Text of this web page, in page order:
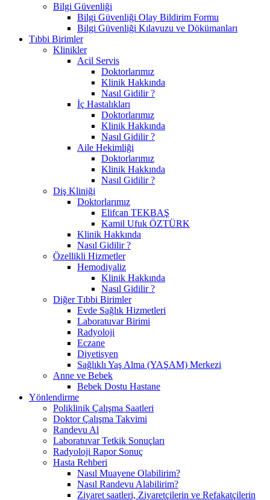
Bilgi Güvenliği
Bilgi Güvenliği Olay Bildirim Formu
Bilgi Güvenliği Kılavuzu ve Dökümanları
Tıbbi Birimler
Klinikler
Acil Servis
Doktorlarımız
Klinik Hakkında
Nasıl Gidilir ?
İç Hastalıkları
Doktorlarımız
Klinik Hakkında
Nasıl Gidilir ?
Aile Hekimliği
Doktorlarımız
Klinik Hakkında
Nasıl Gidilir ?
Diş Kliniği
Doktorlarımız
Elifcan TEKBAŞ
Kamil Ufuk ÖZTÜRK
Klinik Hakkında
Nasıl Gidilir ?
Özellikli Hizmetler
Hemodiyaliz
Klinik Hakkında
Nasıl Gidilir ?
Diğer Tıbbi Birimler
Evde Sağlık Hizmetleri
Laboratuvar Birimi
Radyoloji
Eczane
Diyetisyen
Sağlıklı Yaş Alma (YAŞAM) Merkezi
Anne ve Bebek
Bebek Dostu Hastane
Yönlendirme
Poliklinik Çalışma Saatleri
Doktor Çalışma Takvimi
Randevu Al
Laboratuvar Tetkik Sonuçları
Radyoloji Rapor Sonuç
Hasta Rehberi
Nasıl Muayene Olabilirim?
Nasıl Randevu Alabilirim?
Ziyaret saatleri, Ziyaretçilerin ve Refakatçilerin